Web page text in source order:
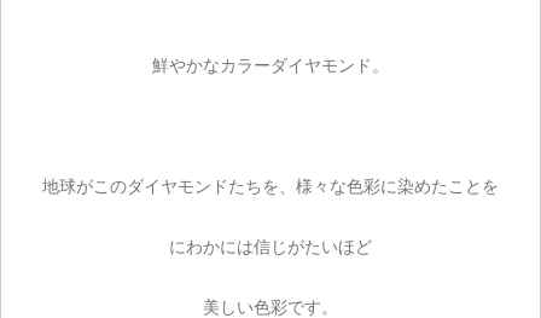
鮮やかなカラーダイヤモンド。
地球がこのダイヤモンドたちを、様々な色彩に染めたことを
にわかには信じがたいほど
美しい色彩です。